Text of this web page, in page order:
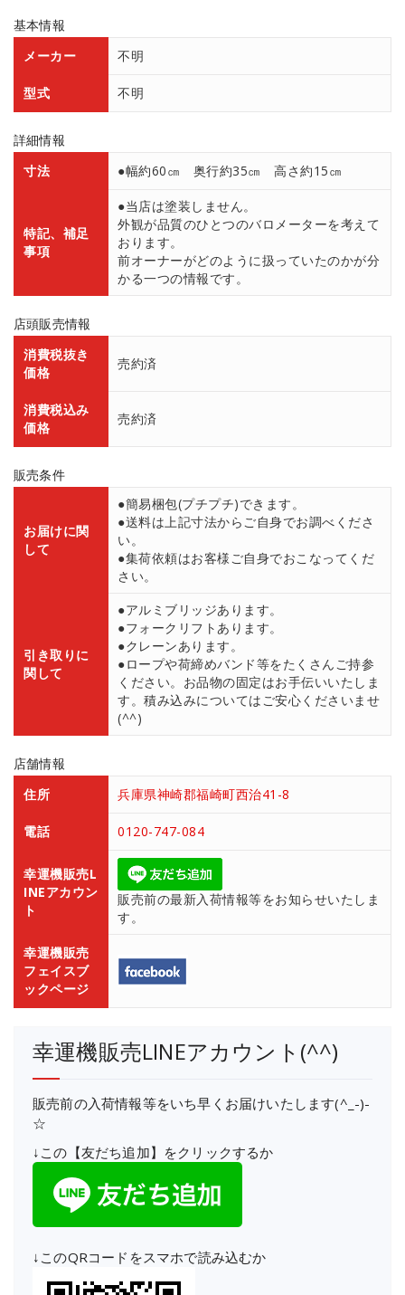
基本情報
メーカー
不明
型式 不明
詳細情報
寸法
●幅約60㎝ 奥行約35㎝ 高さ約15㎝
特記、補足
事項
●当店は塗装しません。
外観が品質のひとつのバロメーターを考えて
おります。
前オーナーがどのように扱っていたのかが分
かる一つの情報です。
店頭販売情報
消費税抜き
価格
売約済
消費税込み
価格
売約済
販売条件
お届けに関
して
●簡易梱包(プチプチ)できます。
●送料は上記寸法からご自身でお調べくださ
い。
●集荷依頼はお客様ご自身でおこなってくだ
さい。
引き取りに
関して
●アルミブリッジあります。
●フォークリフトあります。
●クレーンあります。
●ロープや荷締めバンド等をたくさんご持参
ください。お品物の固定はお手伝いいたしま
す。積み込みについてはご安心くださいませ
(^^)
店舗情報
住所
兵庫県神崎郡福崎町西治41-8
電話 0120-747-084
幸運機販売L
INEアカウン
ト
販売前の最新入荷情報等をお知らせいたしま
す。
幸運機販売
フェイスブ
ックページ
幸運機販売LINEアカウント(^^)
販売前の入荷情報等をいち早くお届けいたします(^_-)-
☆
↓この【友だち追加】をクリックするか
↓このQRコードをスマホで読み込むか